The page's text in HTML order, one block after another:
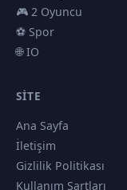
🎮 2 Oyuncu
⚽ Spor
🌐 IO
SITE
Ana Sayfa
İletişim
Gizlilik Politikası
Kullanım Şartları